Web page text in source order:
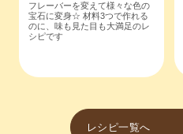
フレーバーを変えて様々な色の
宝石に変身☆ 材料3つで作れる
のに、味も見た目も大満足のレ
シピです
レシピ一覧へ